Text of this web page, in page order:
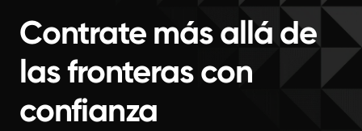
Contrate más allá de
las fronteras con
confianza